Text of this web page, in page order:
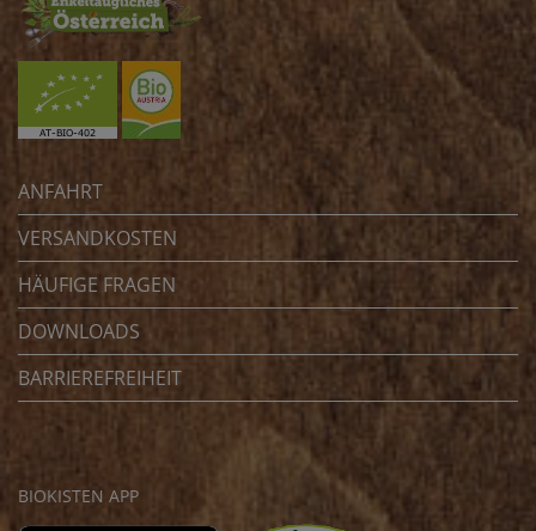
ANFAHRT
VERSANDKOSTEN
HÄUFIGE FRAGEN
DOWNLOADS
BARRIEREFREIHEIT
BIOKISTEN APP